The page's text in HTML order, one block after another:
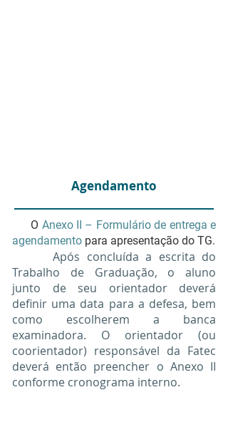
Agendamento
O Anexo II – Formulário de entrega e
agendamento para apresentação do TG.
Após concluída a escrita do
Trabalho de Graduação, o aluno
junto de seu orientador deverá
definir uma data para a defesa, bem
como escolherem a banca
examinadora. O orientador (ou
coorientador) responsável da Fatec
deverá então preencher o Anexo II
conforme cronograma interno.